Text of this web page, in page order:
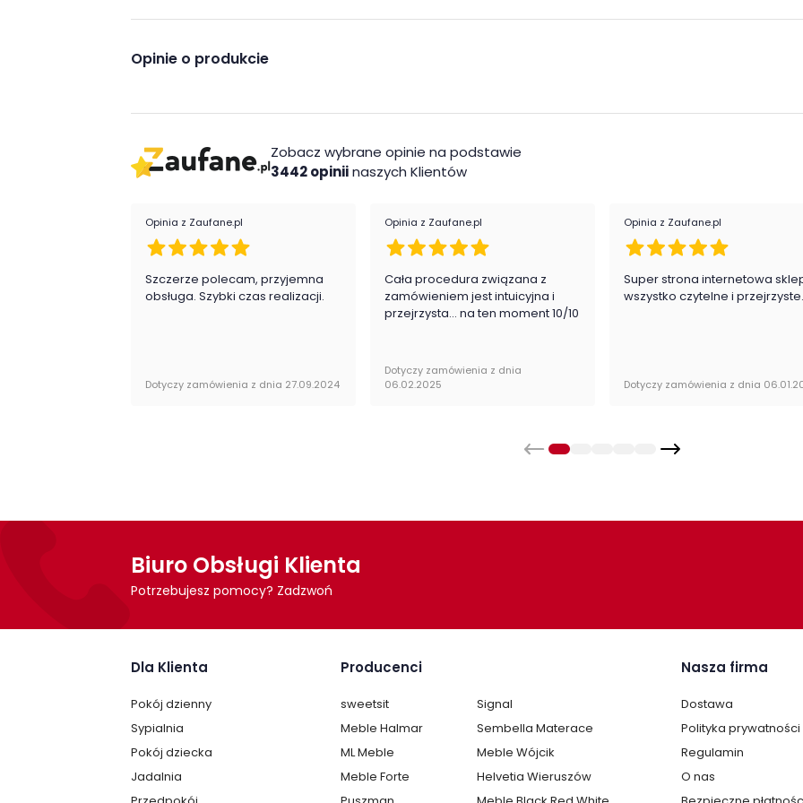
Biały Alpejski D8685
Cechy charakterystyczne
- funkcjonalna i nowoczesna szafka do pokoju młodzieżowego
- duża powierzchnia do przechowywania
Wykonanie
Montaż
Opinie o produkcie
Zobacz wybrane opinie na podstawie
3442 opiniinaszych Klientów
Opinia z Zaufane.pl
Szczerze polecam, przyjemna
obsługa. Szybki czas realizacji.
Dotyczy zamówienia z dnia 27.09.2024
Opinia z Zaufane.pl
Cała procedura związana z
zamówieniem jest intuicyjna i
przejrzysta... na ten moment 10/10
Dotyczy zamówienia z dnia
06.02.2025
Opinia z Zaufane.pl
Super strona internetowa
wszystko czytelne i przejrzyste.
Dotyczy zamówienia z dnia
Biuro Obsługi Klienta
Potrzebujesz pomocy? Zadzwoń
Dla Klienta
Pokój dzienny
Sypialnia
Pokój dziecka
Jadalnia
Producenci
sweetsit
Signal
Meble Halmar
Sembella Materace
ML Meble
Meble Wójcik
Meble Forte
Helvetia Wieruszów
Nasza firma
Dostawa
Polityka prywatności
Regulamin
O nas